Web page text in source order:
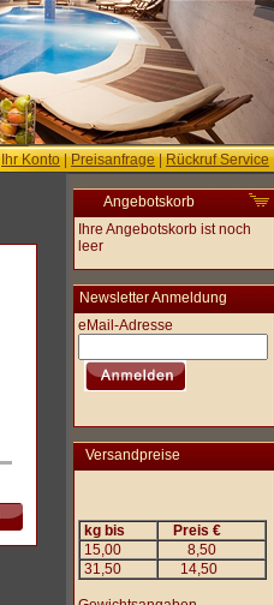
Ihr Konto|Preisanfrage|Rückruf Service
Angebotskorb
Ihre Angebotskorb ist noch
leer
Newsletter Anmeldung
eMail-Adresse
Versandpreise
kg bis
Preis €
15,00
8,50
31,50
14,50